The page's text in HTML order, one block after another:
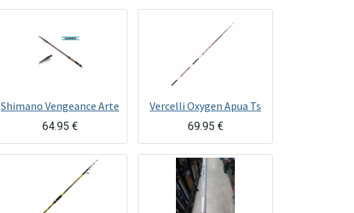
Shimano Vengeance Arte
64.95 €
Vercelli Oxygen Apua Ts
69.95 €